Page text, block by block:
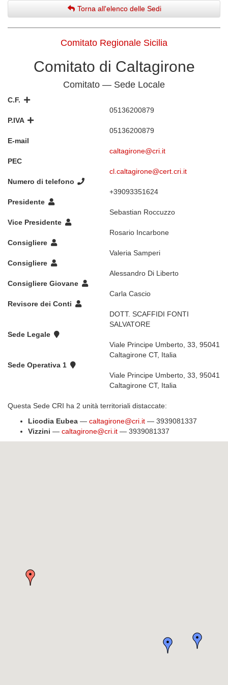
Torna all'elenco delle Sedi
Comitato Regionale Sicilia
Comitato di Caltagirone
Comitato — Sede Locale
C.F.
05136200879
P.IVA
05136200879
E-mail
caltagirone@cri.it
PEC
cl.caltagirone@cert.cri.it
Numero di telefono
+39093351624
Presidente
Sebastian Roccuzzo
Vice Presidente
Rosario Incarbone
Consigliere
Valeria Samperi
Consigliere
Alessandro Di Liberto
Consigliere Giovane
Carla Cascio
Revisore dei Conti
DOTT. SCAFFIDI FONTI
SALVATORE
Sede Legale
Viale Principe Umberto, 33, 95041
Caltagirone CT, Italia
Sede Operativa 1
Viale Principe Umberto, 33, 95041
Caltagirone CT, Italia
Questa Sede CRI ha 2 unità territoriali distaccate:
Licodia Eubea — caltagirone@cri.it — 3939081337
Vizzini — caltagirone@cri.it — 3939081337